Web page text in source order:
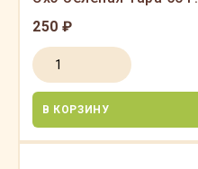
250 ₽
В КОРЗИНУ